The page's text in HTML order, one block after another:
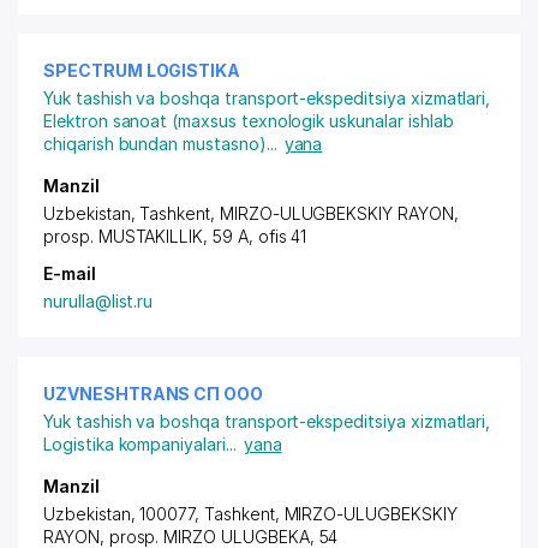
SPECTRUM LOGISTIKA
Yuk tashish va boshqa transport-ekspeditsiya xizmatlari
Elektron sanoat (maxsus texnologik uskunalar ishlab
chiqarish bundan mustasno)... yana
Manzil
Uzbekistan, Tashkent, MIRZO-ULUGBEKSKIY RAYON,
prosp. MUSTAKILLIK, 59 A, ofis 41
E-mail
nurulla@list.ru
UZVNESHTRANS СП ООО
Yuk tashish va boshqa transport-ekspeditsiya xizmatlari
Logistika kompaniyalari... yana
Manzil
Uzbekistan, 100077, Tashkent, MIRZO-ULUGBEKSKIY
RAYON, prosp. MIRZO ULUGBEKA, 54